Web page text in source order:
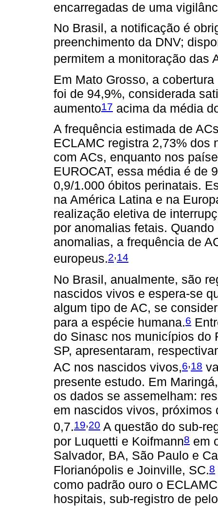
encarregadas de uma
No Brasil, a notificação é
preenchimento da DNV;
permitem a monitoração das
Em Mato Grosso, a
foi de 94,9%, considerada
aumento17 acima da média
A frequência estimada de
ECLAMC registra 2,73% dos
com ACs, enquanto nos
EUROCAT, essa média é de
0,9/1.000 óbitos perinatais.
na América Latina e na
realização eletiva de
por anomalias fetais.
anomalias, a frequência de
europeus.2,14
No Brasil, anualmente, são
nascidos vivos e espera-se
algum tipo de AC, se
para a espécie humana.6
do Sinasc nos municípios do
SP, apresentaram,
AC nos nascidos vivos,6,18
presente estudo. Em
os dados se assemelham:
em nascidos vivos, próximos
0,7.19,20 A questão do sub-
por Luquetti e Koifmann8 em
Salvador, BA, São Paulo e
Florianópolis e Joinville, SC.8
como padrão ouro o
hospitais, sub-registro de